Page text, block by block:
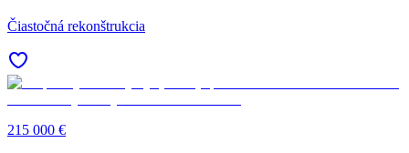
Čiastočná rekonštrukcia
215 000 €